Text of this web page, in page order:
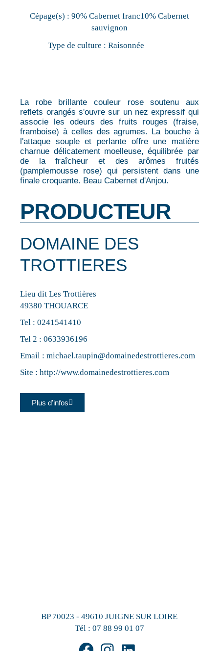
Cépage(s) : 90% Cabernet franc10% Cabernet
sauvignon
Type de culture : Raisonnée
La robe brillante couleur rose soutenu aux
reflets orangés s'ouvre sur un nez expressif qui
associe les odeurs des fruits rouges (fraise,
framboise) à celles des agrumes. La bouche à
l'attaque souple et perlante offre une matière
charnue délicatement moelleuse, équilibrée par
de la fraîcheur et des arômes fruités
(pamplemousse rose) qui persistent dans une
finale croquante. Beau Cabernet d'Anjou.
PRODUCTEUR
DOMAINE DES
TROTTIERES
Lieu dit Les Trottières
49380 THOUARCE
Tel :0241541410
Tel 2 :0633936196
Email :michael.taupin@domainedestrottieres.com
Site :http://www.domainedestrottieres.com
Plus d'infos
BP 70023 - 49610 JUIGNE SUR LOIRE
Tél : 07 88 99 01 07